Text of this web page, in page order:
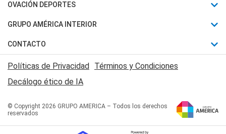
Judiciales
Economia
Horóscopo
Motores
Trucos caseros
Series y Películas
Edictos y Solicitadas
OVACIÓN DEPORTES
Fútbol
Mundial
Automovilismo
Rugby
Básquet
GRUPO AMÉRICA INTERIOR
Canal 7 en Vivo
San Juan 8
CONTACTO
Acerca de Nosotros
Contactanos
Políticas de Privacidad
Términos y Condiciones
Decálogo ético de IA
© Copyright 2026 GRUPO AMERICA – Todos los derechos
reservados